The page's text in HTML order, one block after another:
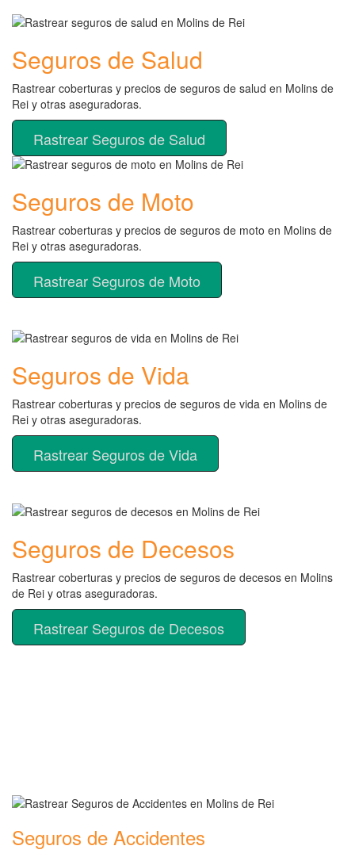
Seguros de Salud
Rastrear coberturas y precios de seguros de salud en Molins de
Rei y otras aseguradoras.
Rastrear Seguros de Salud
Seguros de Moto
Rastrear coberturas y precios de seguros de moto en Molins de
Rei y otras aseguradoras.
Rastrear Seguros de Moto
Seguros de Vida
Rastrear coberturas y precios de seguros de vida en Molins de
Rei y otras aseguradoras.
Rastrear Seguros de Vida
Seguros de Decesos
Rastrear coberturas y precios de seguros de decesos en Molins
de Rei y otras aseguradoras.
Rastrear Seguros de Decesos
Seguros de Accidentes